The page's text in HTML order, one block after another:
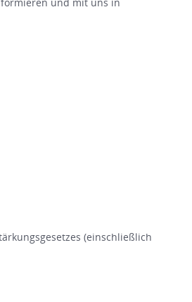
(einschließlich